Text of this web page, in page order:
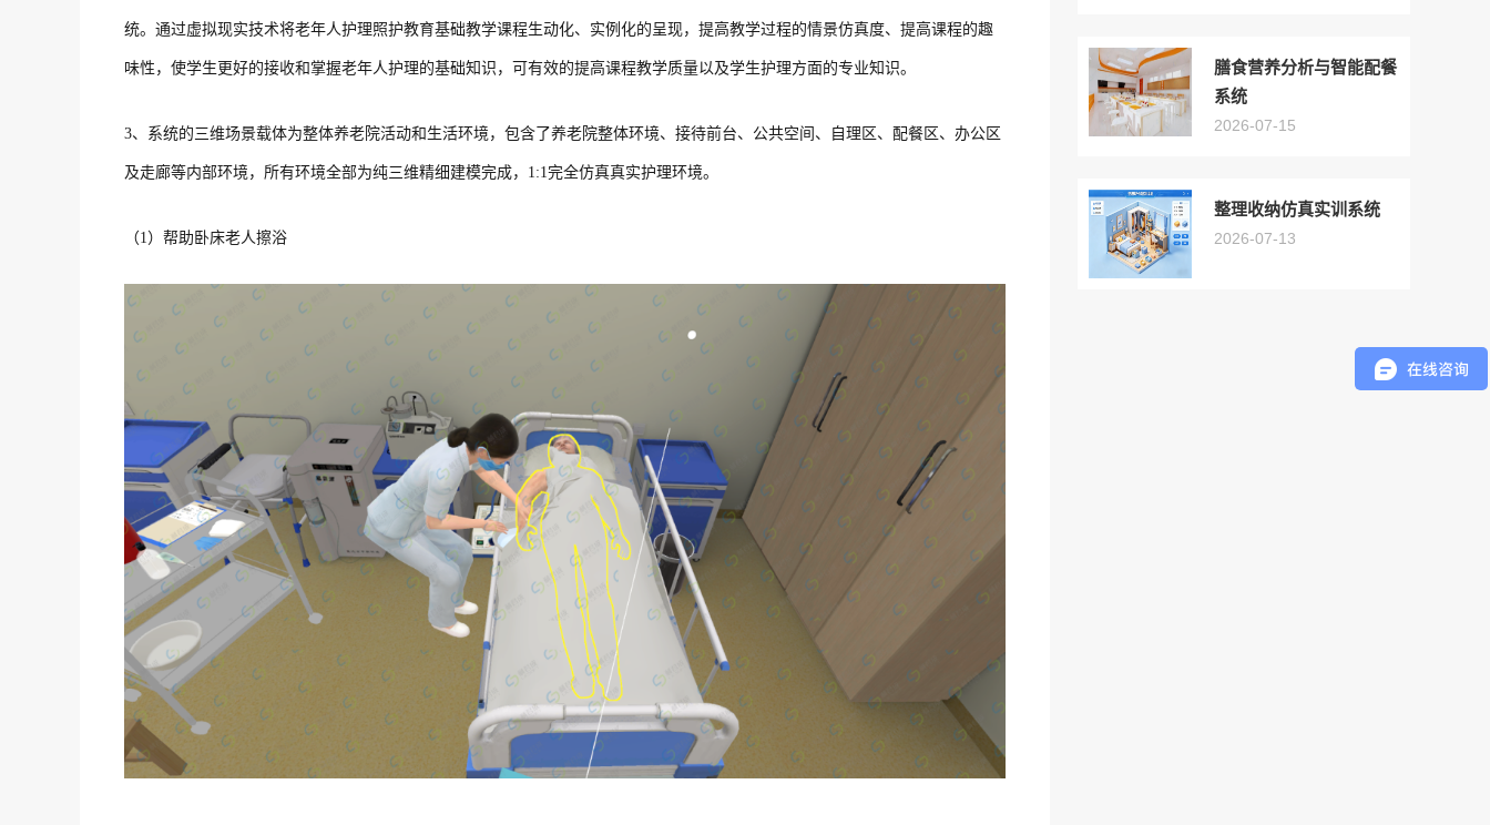
统。通过虚拟现实技术将老年人护理照护教育基础教学课程生动化、实例化的呈现，提高教学过程的情景仿真度、提高课程的趣
味性，使学生更好的接收和掌握老年人护理的基础知识，可有效的提高课程教学质量以及学生护理方面的专业知识。
3、系统的三维场景载体为整体养老院活动和生活环境，包含了养老院整体环境、接待前台、公共空间、自理区、配餐区、办公区
及走廊等内部环境，所有环境全部为纯三维精细建模完成，1:1完全仿真真实护理环境。
（1）帮助卧床老人擦浴
膳食营养分析与智能配餐
系统
2026-07-15
整理收纳仿真实训系统
2026-07-13